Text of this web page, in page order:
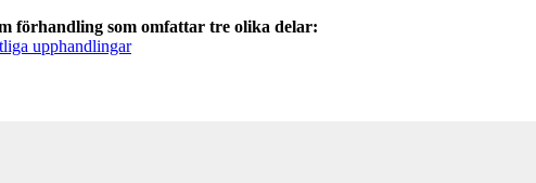
förhandling som omfattar tre olika delar:
upphandlingar